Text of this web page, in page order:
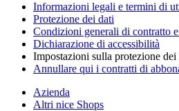
Informazioni legali e termini di
Protezione dei dati
Condizioni generali di contratto
Dichiarazione di accessibilità
Impostazioni sulla protezione dei
Annullare qui i contratti di
Azienda
Altri nice Shops